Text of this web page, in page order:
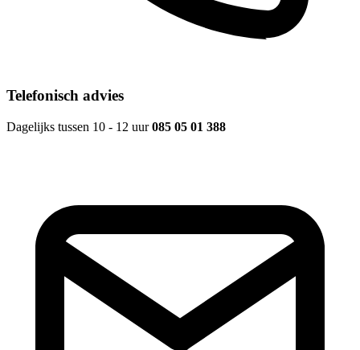
Telefonisch advies
Dagelijks tussen 10 - 12 uur085 05 01 388